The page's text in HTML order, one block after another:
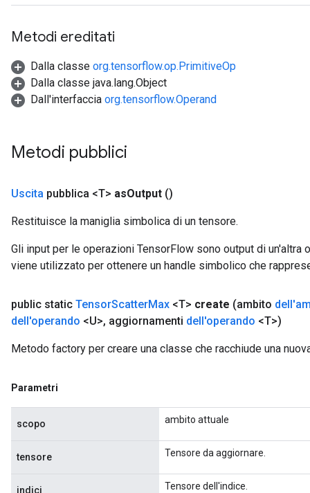
Metodi ereditati
Dalla classe org.tensorflow.op.PrimitiveOp
Dalla classe java.lang.Object
Dall'interfaccia org.tensorflow.Operand
Metodi pubblici
Uscita pubblica <T> asOutput ()
Restituisce la maniglia simbolica di un tensore.
Gli input per le operazioni TensorFlow sono output di un'altra
viene utilizzato per ottenere un handle simbolico che
public static TensorScatterMax <T> create (ambito
dell'operando <U>, aggiornamenti dell'operando <T>)
Metodo factory per creare una classe che racchiude una
Parametri
scopo ambito attuale
tensore Tensore da aggiornare.
indici Tensore dell'indice.